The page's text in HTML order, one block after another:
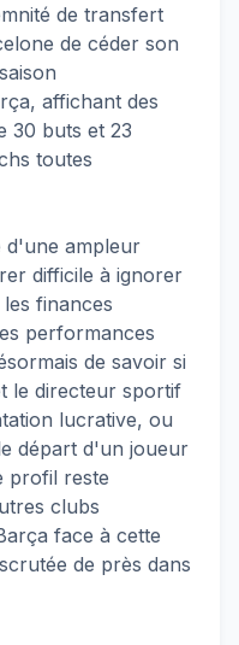
de transfert
de céder son
affichant des
30 buts et 23
toutes
d'une ampleur
difficile à ignorer
finances
performances
de savoir si
le directeur sportif
lucrative, ou
départ d'un joueur
profil reste
clubs
face à cette
de près dans